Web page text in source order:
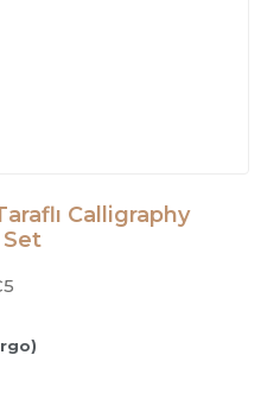
Calligraphy